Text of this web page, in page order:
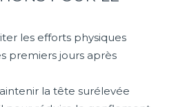
les efforts physiques
premiers jours après
la tête surélevée